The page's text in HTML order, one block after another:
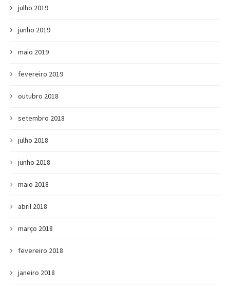
julho 2019
junho 2019
maio 2019
fevereiro 2019
outubro 2018
setembro 2018
julho 2018
junho 2018
maio 2018
abril 2018
março 2018
fevereiro 2018
janeiro 2018